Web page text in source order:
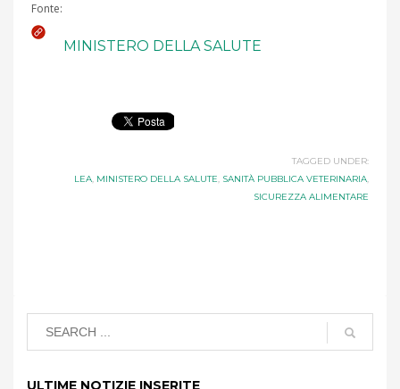
Fonte:
MINISTERO DELLA SALUTE
TAGGED UNDER:
LEA, MINISTERO DELLA SALUTE, SANITÀ PUBBLICA VETERINARIA,
SICUREZZA ALIMENTARE